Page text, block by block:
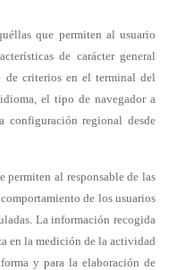
que permiten al usuario
de carácter general
de criterios en el terminal del
el tipo de navegador a
configuración regional desde
permiten al responsable de las
de los usuarios
La información recogida
en la medición de la actividad
y para la elaboración de